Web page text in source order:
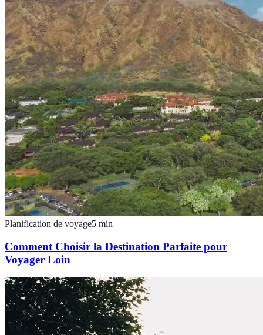
Planification de voyage5 min
Comment Choisir la Destination Parfaite pour
Voyager Loin